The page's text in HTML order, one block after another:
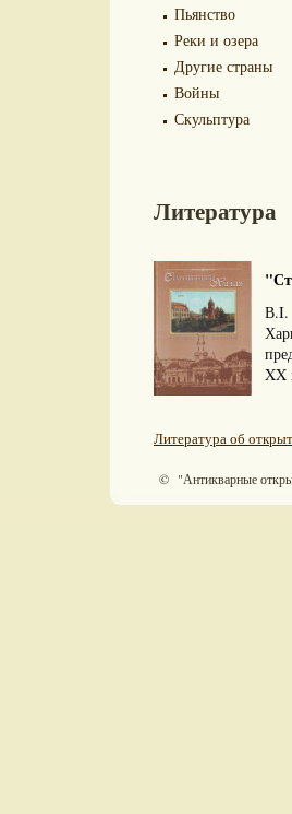
Пьянство
Реки и озера
Другие страны
Войны
Скульптура
Литература
XX
Литература об
© "Антикварные